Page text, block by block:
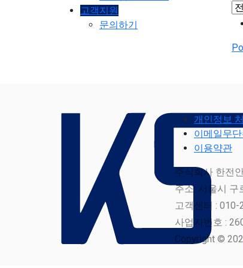
고객지원
문의하기
개인정보
이메일무
이용약관
주식회사 한전
주소: 서울시 구
고객센터 :
사업자번호 :
Copyright ©